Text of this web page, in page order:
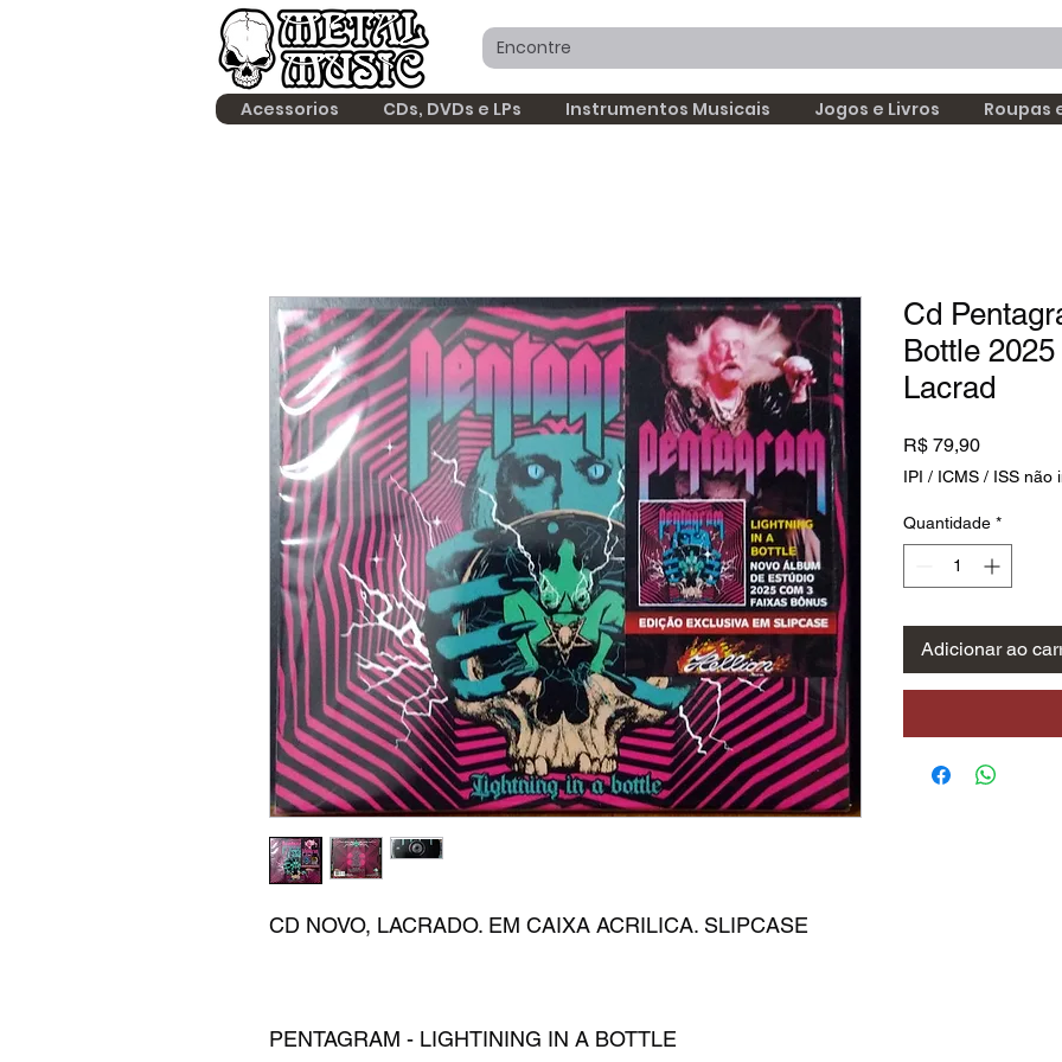
Acessorios CDs, DVDs e LPs Instrumentos Musicais Jogos e Livros Roupas
CD NOVO, LACRADO. EM CAIXA ACRILICA. SLIPCASE
PENTAGRAM - LIGHTINING IN A BOTTLE
Cd
Bottle
Lacrad
R$ 79,90Preço
IPI / ICMS / ISS não
Quantidade *
Adicionar ao